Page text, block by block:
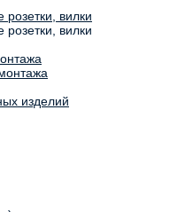
вилки
вилки
изделий